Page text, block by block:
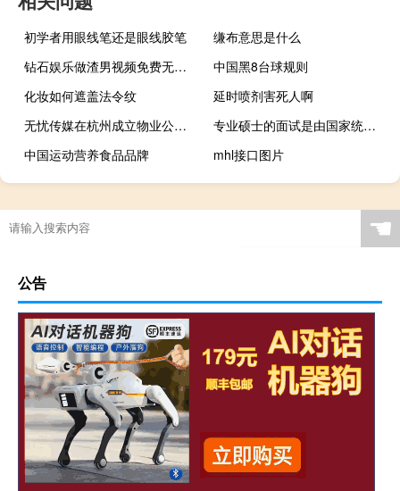
初学者用眼线笔还是眼线胶笔
缣布意思是什么
钻石娱乐做渣男视频免费无风险
中国黑8台球规则
化妆如何遮盖法令纹
延时喷剂害死人啊
无忧传媒在杭州成立物业公司 注册资本1亿
专业硕士的面试是由国家统一安排的吗
中国运动营养食品品牌
mhl接口图片
☚
公告